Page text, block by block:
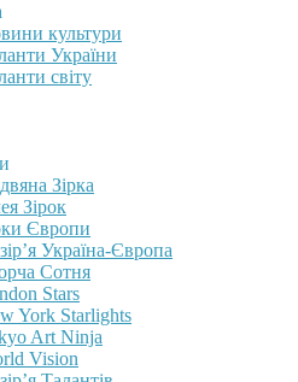
культури
України
світу
Зірка
Зірок
Європи
Україна-Європа
Сотня
Stars
York Starlights
Art Ninja
Vision